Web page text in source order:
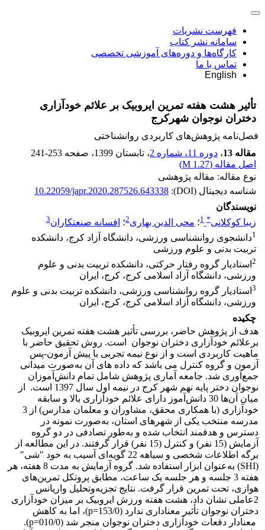
فهرست نشریات
سامانه نشر کتاب
کارگاه‌ها و دوره‌های آموزشی تخصصی
تماس با ما
English
تأثیر هشت هفته تمرین ایروبیک بر علائم خودآزاری
دختران نوجوان شهرکرج
فصل‌نامه پژوهش‌های کاربردی روانشناختی
مقاله 13
، دوره 11، شماره 2 ، تابستان 1399 ، صفحه 241-253
اصل مقاله (1.27 M
)
نوع مقاله: مقاله پژوهشی
شناسه دیجیتال (DOI):
10.22059/japr.2020.287526.643338
نویسندگان
زیبا کوکلانی*
1؛ محی الدین بهاری2؛ افسانه صنعتکاران3
1دانشجوی روانشناسی ورزشی، دانشگاه آزاد کرج، دانشکده
تربیت بدنی و علوم ورزشی
2 استادیار گروه رفتار حرکتی، دانشکده تربیت بدنی و علوم
ورزشی، دانشگاه آزاد اسلامی کرج، کرج، ایران
3 استادیار گروه روانشناسی ورزشی، دانشکده تربیت بدنی و علوم
ورزشی، دانشگاه آزاد اسلامی کرج، کرج، ایران
چکیده
هدف از پژوهش حاضر، بررسی تأثیر هشت هفته تمرین ایروبیک
برعلائم خودآزاری دختران نوجوان است. روش تحقیق حاضر با
ماهیت کاربردی است و از نوع نیمه تجربی با پیش آزمون-پس
آزمون و گروه کنترل می باشد که داده های آن به‌صورت میدانی
جمع‌آوری شد. جامعه آماری پژوهش شامل تمام دانش‌آموزان
نوجوان دختر پایه نهم شهر کرج در نیمه اول سال 1397 است. از
میان آن‌ها 30 دانش‌آموز دارای علائم خودآزاری بالا و سابقه
خودآزاری (با همکاری محقق، مشاوران و معلمان مدارس) از 3
مدرسه منتخب یکی از شهرهای استان، به‌صورت نمونه در
دسترس و هدفمند انتخاب شده و به‌طور تصادفی در دو گروه
آزمایش (15 نفر) و کنترل (15 نفر) قرار گرفتند. در این مطالعه از
برگه اطلاعات شخصی و سیاهه 22 گویه‌ای آسیب به خود "شی"
(SHI) به‌عنوان ابزار استفاده شد. گروه آزمایش به مدت 8 هفته، هر
هفته 3 جلسه و هر جلسه یک ساعت، مطابق پروتکل تمرین‌های
هوازی، تحت تمرین قرار گرفت. نتایج تجزیه‌وتحلیل واریانس
2عاملی نشان داد، هشت هفته ورزش ایروبیک بر میزان خودآزاری
دختران نوجوان تأثیر معنا‌داری ندارد (153/0=p)، اما به کاهش
معنا‌دار دفعات خودآزاری دختران نوجوان منجر شد (010/0=p).